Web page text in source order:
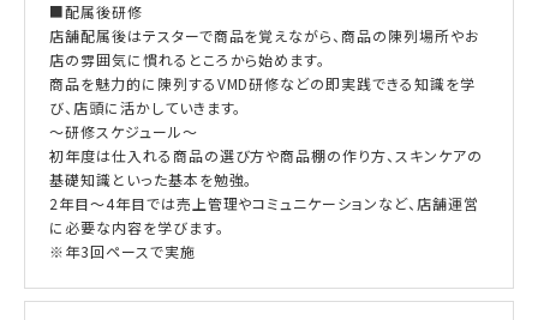
■配属後研修
店舗配属後はテスターで商品を覚えながら、商品の陳列場所やお
店の雰囲気に慣れるところから始めます。
商品を魅力的に陳列するVMD研修などの即実践できる知識を学
び、店頭に活かしていきます。
～研修スケジュール～
初年度は仕入れる商品の選び方や商品棚の作り方、スキンケアの
基礎知識といった基本を勉強。
2年目～4年目では売上管理やコミュニケーションなど、店舗運営
に必要な内容を学びます。
※年3回ペースで実施